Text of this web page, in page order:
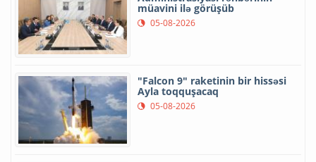
müavini ilə görüşüb
05-08-2026
"Falcon 9" raketinin bir hissəsi
Ayla toqquşacaq
05-08-2026